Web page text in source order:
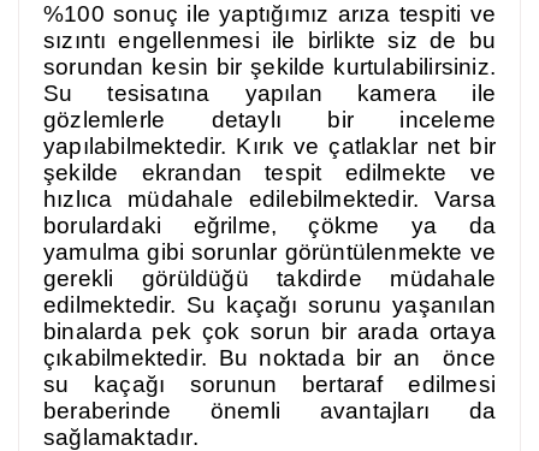
%100 sonuç ile yaptığımız arıza tespiti ve
sızıntı engellenmesi ile birlikte siz de bu
sorundan kesin bir şekilde kurtulabilirsiniz.
Su tesisatına yapılan kamera ile
gözlemlerle detaylı bir inceleme
yapılabilmektedir. Kırık ve çatlaklar net bir
şekilde ekrandan tespit edilmekte ve
hızlıca müdahale edilebilmektedir. Varsa
borulardaki eğrilme, çökme ya da
yamulma gibi sorunlar görüntülenmekte ve
gerekli görüldüğü takdirde müdahale
edilmektedir. Su kaçağı sorunu yaşanılan
binalarda pek çok sorun bir arada ortaya
çıkabilmektedir. Bu noktada bir an önce
su kaçağı sorunun bertaraf edilmesi
beraberinde önemli avantajları da
sağlamaktadır.